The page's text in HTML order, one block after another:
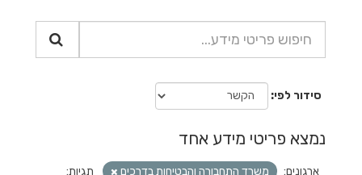
סידור לפי
נמצא פריטי מידע אחד
ארגונים: משרד התחבורה והבטיחות בדרכים
תגיות: